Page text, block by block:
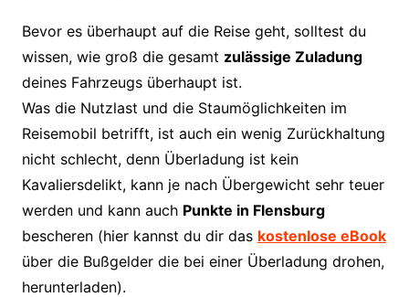
Bevor es überhaupt auf die Reise geht, solltest du
wissen, wie groß die gesamt zulässige Zuladung
deines Fahrzeugs überhaupt ist.
Was die Nutzlast und die Staumöglichkeiten im
Reisemobil betrifft, ist auch ein wenig Zurückhaltung
nicht schlecht, denn Überladung ist kein
Kavaliersdelikt, kann je nach Übergewicht sehr teuer
werden und kann auch Punkte in Flensburg
bescheren (hier kannst du dir das kostenlose eBook
über die Bußgelder die bei einer Überladung drohen,
herunterladen).